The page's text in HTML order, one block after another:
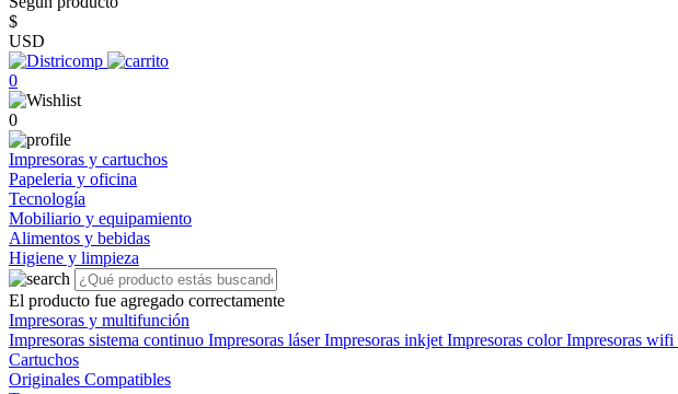
$
USD
0
0
Impresoras y cartuchos
Papeleria y oficina
Tecnología
Mobiliario y equipamiento
Alimentos y bebidas
Higiene y limpieza
El producto fue agregado correctamente
Impresoras y multifunción
Impresoras sistema continuo Impresoras láserImpresoras inkjet Impresoras colorImpresoras wifi
Cartuchos
Originales Compatibles